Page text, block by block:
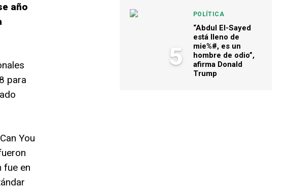
año
para
You
fue en
5
POLÍTICA
“Abdul El-Sayed
está lleno de
mie%#, es un
hombre de odio”,
afirma Donald
Trump